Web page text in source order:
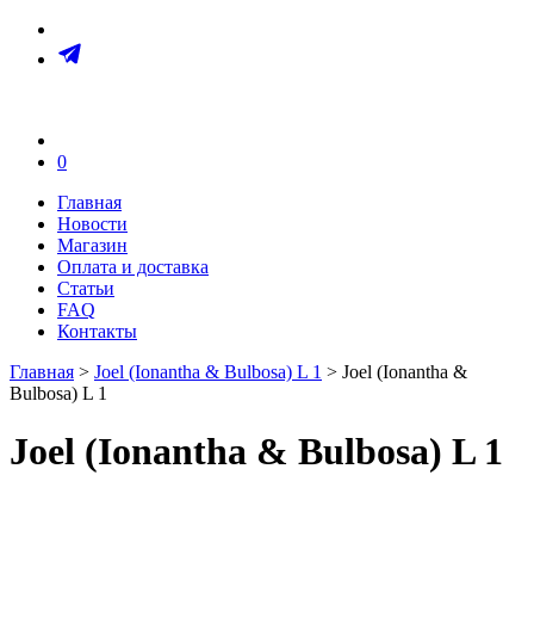
0
Главная
Новости
Магазин
Оплата и доставка
Статьи
FAQ
Контакты
Главная > Joel (Ionantha & Bulbosa) L 1 > Joel (Ionantha &
Bulbosa) L 1
Joel (Ionantha & Bulbosa) L 1